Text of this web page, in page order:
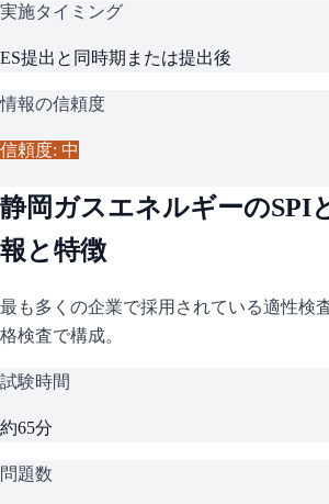
実施タイミング
ES提出と同時期または提出後
情報の信頼度
信頼度: 中
静岡ガスエネルギーのSPI
報と特徴
最も多くの企業で採用されている適性検
格検査で構成。
試験時間
約65分
問題数